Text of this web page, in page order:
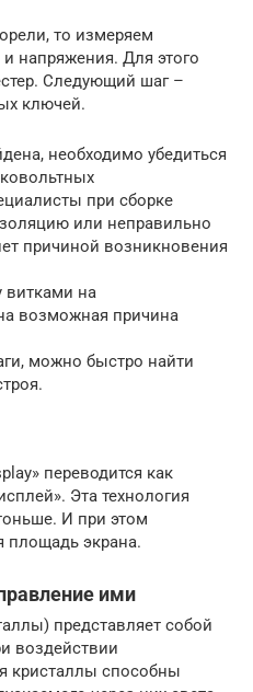
то измеряем
напряжения. Для этого
Следующий шаг –
ключей.
необходимо убедиться
при сборке
или неправильно
причиной возникновения
на
возможная причина
можно быстро найти
переводится как
Эта технология
И при этом
площадь экрана.
ими
представляет собой
воздействии
кристаллы способны